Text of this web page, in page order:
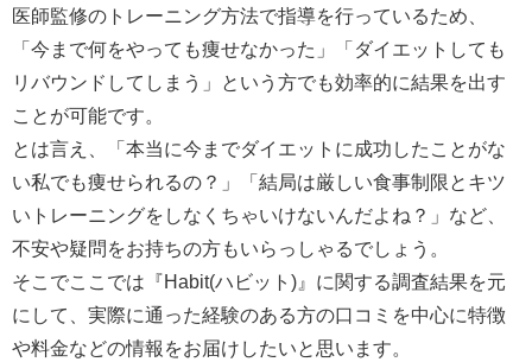
医師監修のトレーニング方法で指導を行っているため、
「今まで何をやっても痩せなかった」「ダイエットしても
リバウンドしてしまう」という方でも効率的に結果を出す
ことが可能です。
とは言え、「本当に今までダイエットに成功したことがな
い私でも痩せられるの？」「結局は厳しい食事制限とキツ
いトレーニングをしなくちゃいけないんだよね？」など、
不安や疑問をお持ちの方もいらっしゃるでしょう。
そこでここでは『Habit(ハビット)』に関する調査結果を元
にして、実際に通った経験のある方の口コミを中心に特徴
や料金などの情報をお届けしたいと思います。